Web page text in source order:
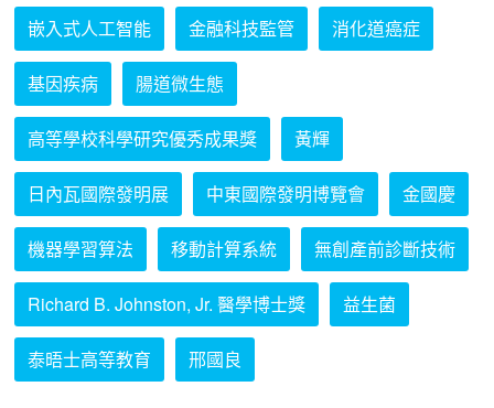
嵌入式人工智能 金融科技監管 消化道癌症
基因疾病 腸道微生態
高等學校科學研究優秀成果獎 黃輝
日內瓦國際發明展 中東國際發明博覽會 金國慶
機器學習算法 移動計算系統 無創產前診斷技術
Richard B. Johnston, Jr. 醫學博士獎 益生菌
泰晤士高等教育 邢國良